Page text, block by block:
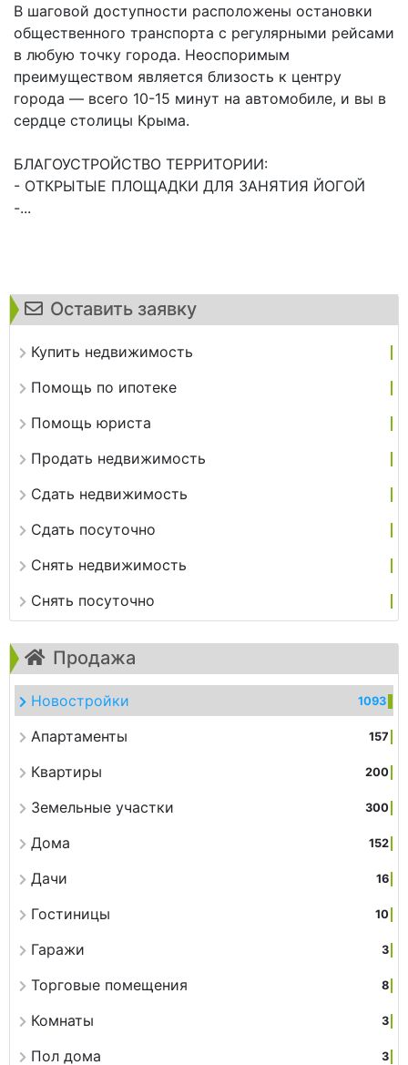
Оставить заявку
Купить недвижимость
Помощь по ипотеке
Помощь юриста
Продать недвижимость
Сдать недвижимость
Сдать посуточно
Снять недвижимость
Снять посуточно
Продажа
Новостройки 1093
Апартаменты 157
Квартиры 200
Земельные участки 300
Дома 152
Дачи 16
Гостиницы 10
Гаражи 3
Торговые помещения 8
Комнаты 3
Пол дома 3
В шаговой доступности расположены остановки
общественного транспорта с регулярными рейсами
в любую точку города. Неоспоримым
преимуществом является близость к центру
города — всего 10-15 минут на автомобиле, и вы в
сердце столицы Крыма.
БЛАГОУСТРОЙСТВО ТЕРРИТОРИИ:
- ОТКРЫТЫЕ ПЛОЩАДКИ ДЛЯ ЗАНЯТИЯ ЙОГОЙ
-...